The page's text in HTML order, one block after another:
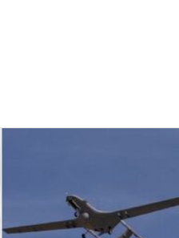
сталась
та відео